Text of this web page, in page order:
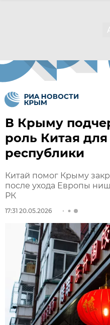
В Крыму
роль Китая
республики
Китай помог Крыму
после ухода Европы
РК
17:31 20.05.2026